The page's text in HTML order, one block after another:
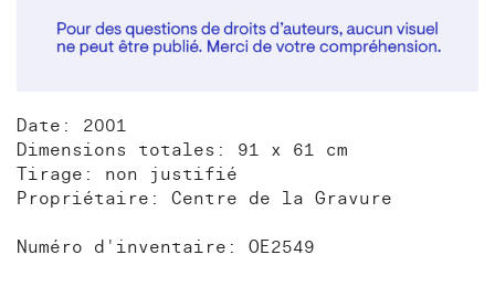
Date: 2001
Dimensions totales: 91 x 61 cm
Tirage: non justifié
Propriétaire: Centre de la Gravure
Numéro d'inventaire: OE2549